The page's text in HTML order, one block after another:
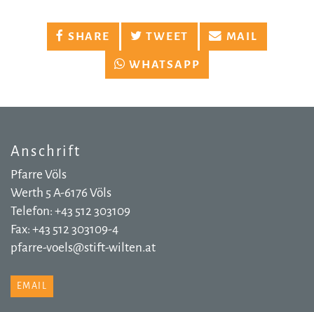
SHARE TWEET MAIL
WHATSAPP
Anschrift
Pfarre Völs
Werth 5 A-6176 Völs
Telefon: +43 512 303109
Fax: +43 512 303109-4
pfarre-voels@stift-wilten.at
EMAIL